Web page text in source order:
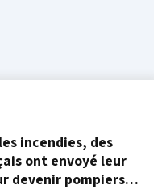
incendies, des
ont envoyé leur
devenir pompiers